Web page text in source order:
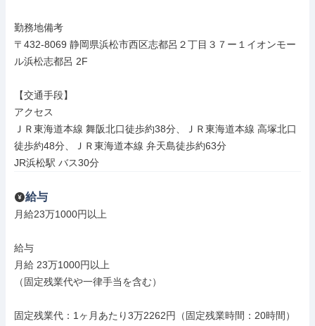
勤務地備考
〒432-8069 静岡県浜松市西区志都呂２丁目３７ー１イオンモー
ル浜松志都呂 2F
【交通手段】
アクセス
ＪＲ東海道本線 舞阪北口徒歩約38分、ＪＲ東海道本線 高塚北口
徒歩約48分、ＪＲ東海道本線 弁天島徒歩約63分
JR浜松駅 バス30分
給与
月給23万1000円以上
給与
月給 23万1000円以上
（固定残業代や一律手当を含む）
固定残業代：1ヶ月あたり3万2262円（固定残業時間：20時間）